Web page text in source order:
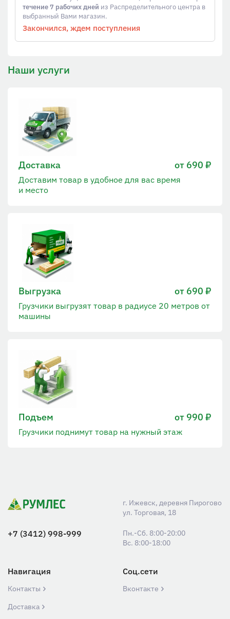
течение 7 рабочих дней из Распределительного центра в
выбранный Вами магазин.
Закончился, ждем поступления
Наши услуги
Доставка от 690 ₽
Доставим товар в удобное для вас время
и место
Выгрузка от 690 ₽
Грузчики выгрузят товар в радиусе 20 метров от
машины
Подъем от 990 ₽
Грузчики поднимут товар на нужный этаж
г. Ижевск, деревня Пирогово
ул. Торговая, 18
+7 (3412) 998-999
Пн.-Сб. 8:00-20:00
Вс. 8:00-18:00
Навигация
Контакты
Доставка
Соц.сети
Вконтакте